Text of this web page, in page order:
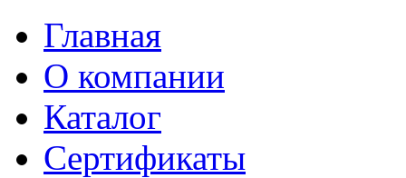
Главная
О компании
Каталог
Сертификаты